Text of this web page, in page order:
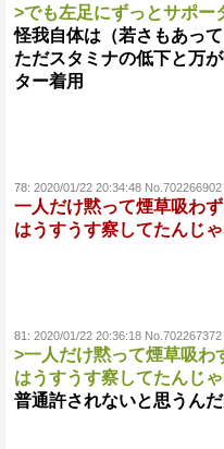
>でも左足にずっとサポー
怪我自体は（若さもあっ
ただスタミナの低下と万
ター着用
78: 2020/01/22 20:34:48 No.702266902
一人だけ黙って煙草吸わ
はうすうす察してたんじ
81: 2020/01/22 20:36:18 No.702267372
>一人だけ黙って煙草吸わ
はうすうす察してたんじ
普通許されないと思うん